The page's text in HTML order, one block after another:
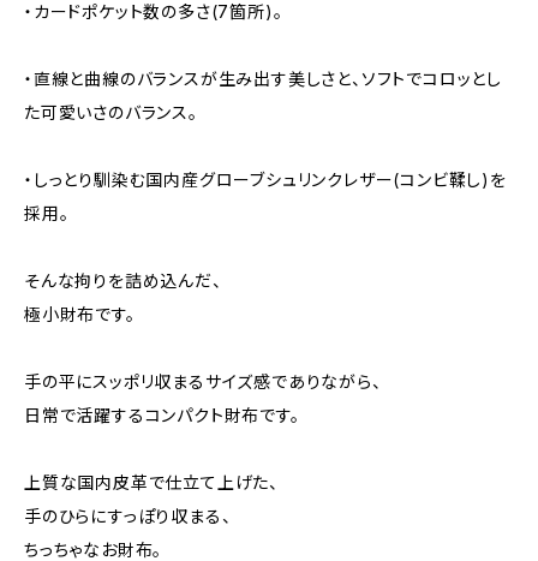
・カードポケット数の多さ(7箇所)。
・直線と曲線のバランスが生み出す美しさと、ソフトでコロッとし
た可愛いさのバランス。
・しっとり馴染む国内産グローブシュリンクレザー(コンビ鞣し)を
採用。
そんな拘りを詰め込んだ、
極小財布です。
手の平にスッポリ収まるサイズ感でありながら、
日常で活躍するコンパクト財布です。
上質な国内皮革で仕立て上げた、
手のひらにすっぽり収まる、
ちっちゃなお財布。